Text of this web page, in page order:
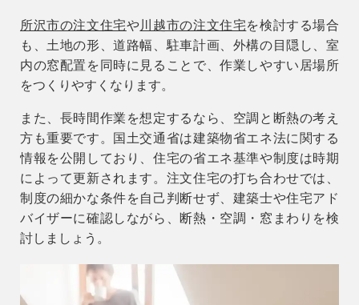
所沢市の注文住宅や川越市の注文住宅を検討する場合
も、土地の形、道路幅、駐車計画、外構の目隠し、室
内の窓配置を同時に見ることで、作業しやすい居場所
をつくりやすくなります。
また、長時間作業を想定するなら、空調と断熱の考え
方も重要です。国土交通省は建築物省エネ法に関する
情報を公開しており、住宅の省エネ基準や制度は時期
によって更新されます。注文住宅の打ち合わせでは、
制度の細かな条件を自己判断せず、建築士や住宅アド
バイザーに確認しながら、断熱・空調・窓まわりを検
討しましょう。
04-2950-7171
事業用
04-2968-5522